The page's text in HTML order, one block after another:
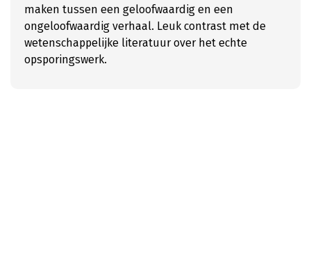
maken tussen een geloofwaardig en een
ongeloofwaardig verhaal. Leuk contrast met de
wetenschappelijke literatuur over het echte
opsporingswerk.